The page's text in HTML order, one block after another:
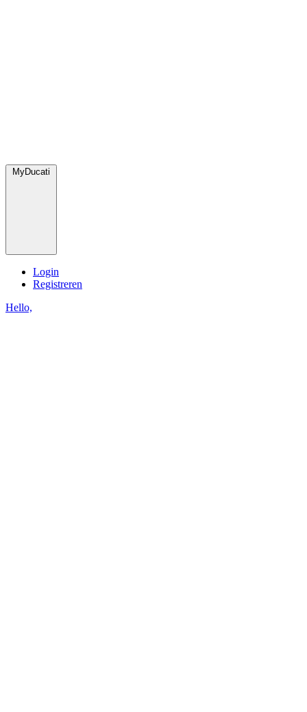
MyDucati
Login
Registreren
Hello,